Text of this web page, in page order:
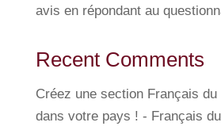
avis en répondant au
Recent Comments
Créez une section Français du
dans votre pays ! - Français